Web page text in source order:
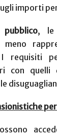
importi
, le
meno
requisiti
con quelli